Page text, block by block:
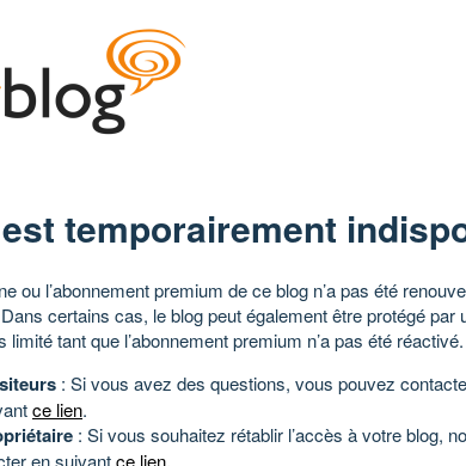
temporairement
ou l’abonnement premium de ce blog n’a pas été
certains cas, le blog peut également être protégé par
limité tant que l’abonnement premium n’a pas été réactivé.
: Si vous avez des questions, vous pouvez
ce lien.
: Si vous souhaitez rétablir l’accès à votre blog,
en suivantce lien.